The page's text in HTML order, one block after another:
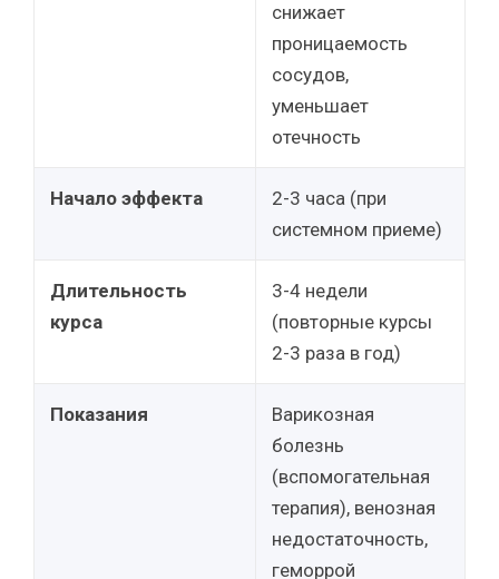
снижает
проницаемость
сосудов,
уменьшает
отечность
Начало эффекта
2-3 часа (при
системном приеме)
Длительность
курса
3-4 недели
(повторные курсы
2-3 раза в год)
Показания
Варикозная
болезнь
(вспомогательная
терапия), венозная
недостаточность,
геморрой